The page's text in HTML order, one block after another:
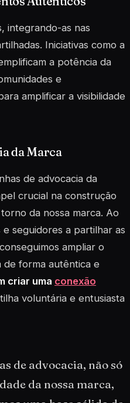
integrando-as nas
Iniciativas como a
a potência da
e
amplificar a visibilidade
da Marca
de advocacia da
crucial na construção
da nossa marca. Ao
seguidores a partilhar as
ampliar o
de forma autêntica e
criar uma conexão
voluntária e entusiasta
de advocacia, não só
da nossa marca,